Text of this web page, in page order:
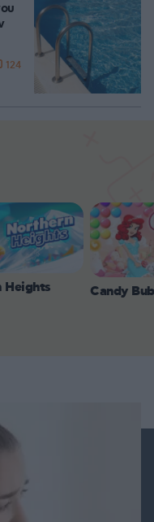
124
Heights Candy